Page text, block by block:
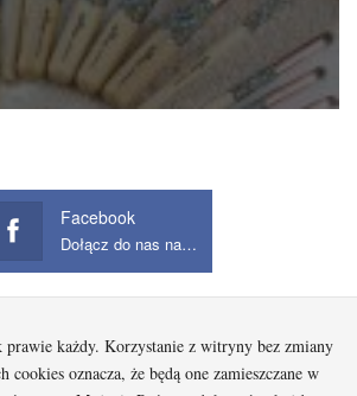
Facebook
Dołącz do nas na Facebook
Dziecko Mężczyzna
Beauty
Jak kupować na Aliexpress?
każdy. Korzystanie z witryny bez zmiany
cookies oznacza, że będą one zamieszczane w